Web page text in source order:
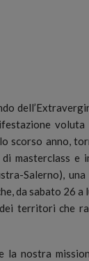
scorso anno,
masterclass e
Salerno),
da sabato 26
territori che
la nostra